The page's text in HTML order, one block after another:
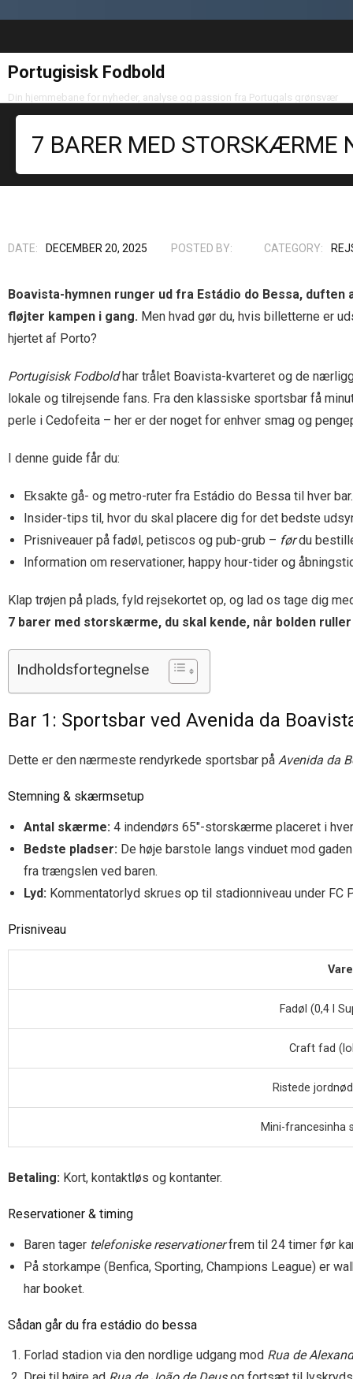
Portugisisk Fodbold
Din hjemmebane for nyheder, analyse og passion fra Portugals grønsvær
7 BARER MED STORSKÆRME
DATE: DECEMBER 20, 2025 POSTED BY: CATEGORY:
Boavista-hymnen runger ud fra Estádio do Bessa,
fløjter kampen i gang. Men hvad gør du, hvis billetterne er
hjertet af Porto?
Portugisisk Fodboldhar trålet Boavista-kvarteret og de
lokale og tilrejsende fans. Fra den klassiske sportsbar få
perle i Cedofeita – her er der noget for enhver smag og
I denne guide får du:
Eksakte gå- og metro-ruter fra Estádio do Bessa til hver bar.
Insider-tips til, hvor du skal placere dig for det bedste
Prisniveauer på fadøl, petiscos og pub-grub – førdu
Information om reservationer, happy hour-tider og
Klap trøjen på plads, fyld rejsekortet op, og lad os tage dig
7 barer med storskærme, du skal kende, når bolden
Indholdsfortegnelse
Bar 1: Sportsbar ved Avenida da
Dette er den nærmeste rendyrkede sportsbar på Avenida da
Stemning & skærmsetup
Antal skærme: 4 indendørs 65″-storskærme placeret i
Bedste pladser: De høje barstole langs vinduet mod
fra trængslen ved baren.
Lyd: Kommentatorlyd skrues op til stadionniveau under
Prisniveau
Vare
Fadøl (0,4 l
Craft fad
Ristede
Mini-francesinha
Betaling: Kort, kontaktløs og kontanter.
Reservationer & timing
Baren tager telefoniske reservationerfrem til 24 timer før
På storkampe (Benfica, Sporting, Champions League) er
har booket.
Sådan går du fra estádio do bessa
Forlad stadion via den nordlige udgang mod Rua de